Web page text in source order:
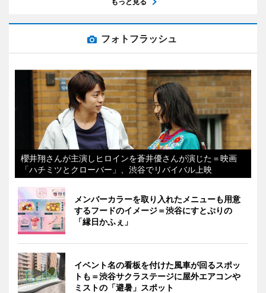
フォトフラッシュ
櫻井翔さんが主演しヒロインを蒼井優さんが演じた＝映画
「ハチミツとクローバー」、渋谷でリバイバル上映
メンバーカラーを取り入れたメニューも用意
するフードのイメージ＝渋谷にすとぷりの
「縁日かふぇ」
イベント名の看板を付けた風車が回るスポッ
トも＝渋谷サクラステージに屋外エアコンや
ミストの「避暑」スポット